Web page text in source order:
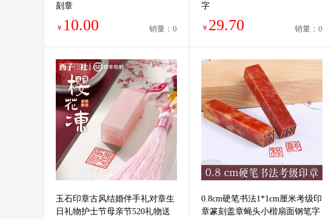
刻章
￥ 10.00 销量：0
字
￥ 29.70 销量：0
玉石印章古风结婚伴手礼对章生
日礼物护士节母亲节520礼物送
0.8cm硬笔书法1*1cm厘米考级印
章篆刻盖章蝇头小楷扇面钢笔字